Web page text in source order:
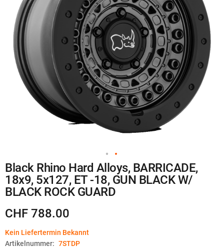
Zum
Anfang
der
Bildgalerie
springen
Black Rhino Hard Alloys, BARRICADE,
18x9, 5x127, ET -18, GUN BLACK W/
BLACK ROCK GUARD
CHF 788.00
Kein Liefertermin Bekannt
Artikelnummer: 7STDP